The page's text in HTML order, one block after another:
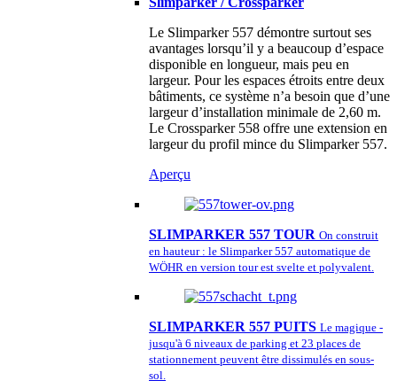
Le Slimparker 557 démontre surtout ses
avantages lorsqu’il y a beaucoup d’espace
disponible en longueur, mais peu en
largeur. Pour les espaces étroits entre deux
bâtiments, ce système n’a besoin que d’une
largeur d’installation minimale de 2,60 m.
Le Crossparker 558 offre une extension en
largeur du profil mince du Slimparker 557.
Aperçu
SLIMPARKER 557 TOUR On construit
en hauteur : le Slimparker 557 automatique de
WÖHR en version tour est svelte et polyvalent.
SLIMPARKER 557 PUITS Le magique -
jusqu'à 6 niveaux de parking et 23 places de
stationnement peuvent être dissimulés en sous-
sol.